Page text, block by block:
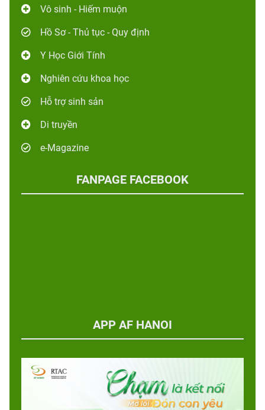
Vô sinh - Hiếm muộn
Hồ Sơ - Thủ tục - Quy định
Y Học Giới Tính
Nghiên cứu khoa học
Hỗ trợ sinh sản
Di truyền
e-Magazine
FANPAGE FACEBOOK
APP AF HANOI